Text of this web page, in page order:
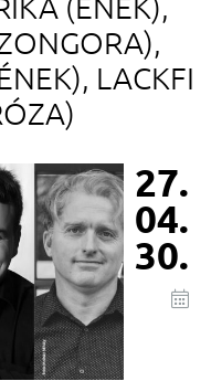
(ÉNEK),
LACKFI
27.
04.
30.